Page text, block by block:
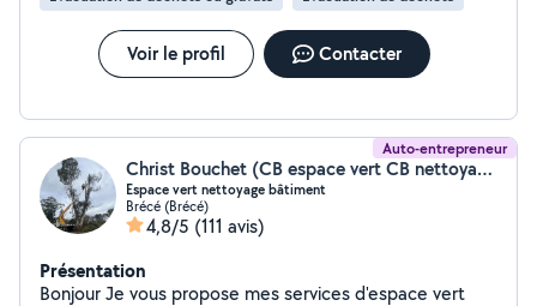
Voir le profil Contacter
Auto-entrepreneur
Christ Bouchet (CB espace vert CB nettoyage)
Espace vert nettoyage bâtiment
Brécé (Brécé)
4,8/5 (111 avis)
Présentation
Bonjour Je vous propose mes services d'espace vert